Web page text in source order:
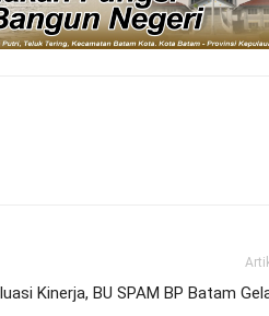
Kinerja, BU SPAM BP Batam